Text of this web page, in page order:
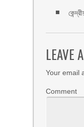
LEAVE
Your email
Comment